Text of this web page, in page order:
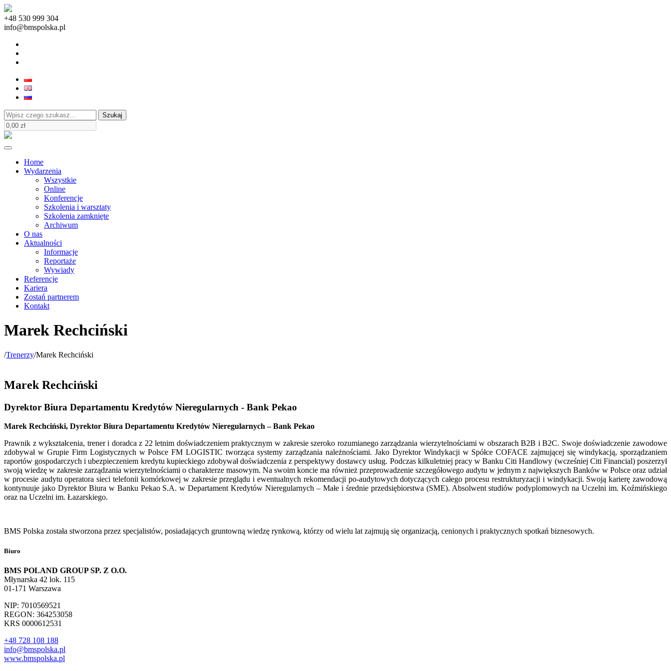
+48 530 999 304
info@bmspolska.pl
Szukaj
Home
Wydarzenia
Wszystkie
Online
Konferencje
Szkolenia i warsztaty
Szkolenia zamknięte
Archiwum
O nas
Aktualności
Informacje
Reportaże
Wywiady
Referencje
Kariera
Zostań partnerem
Kontakt
Marek Rechciński
/Trenerzy/Marek Rechciński
Marek Rechciński
Dyrektor Biura Departamentu Kredytów Nieregularnych - Bank Pekao
Marek Rechciński, Dyrektor Biura Departamentu Kredytów Nieregularnych – Bank Pekao
Prawnik z wykształcenia, trener i doradca z 22 letnim doświadczeniem praktycznym w zakresie szeroko rozumianego zarządzania wierzytelnościami w obszarach B2B i B2C. Swoje doświadczenie zawodowe
zdobywał w Grupie Firm Logistycznych w Polsce FM LOGISTIC tworząca systemy zarządzania należnościami. Jako Dyrektor Windykacji w Spółce COFACE zajmującej się windykacją, sporządzaniem
raportów gospodarczych i ubezpieczeniem kredytu kupieckiego zdobywał doświadczenia z perspektywy dostawcy usług. Podczas kilkuletniej pracy w Banku Citi Handlowy (wcześniej Citi Financial) poszerzył
swoją wiedzę w zakresie zarządzania wierzytelnościami o charakterze masowym. Na swoim koncie ma również przeprowadzenie szczegółowego audytu w jednym z największych Banków w Polsce oraz udział
w procesie audytu operatora sieci telefonii komórkowej w zakresie przeglądu i ewentualnych rekomendacji po-audytowych dotyczących całego procesu restrukturyzacji i windykacji. Swoją karierę zawodową
kontynuuje jako Dyrektor Biura w Banku Pekao S.A. w Departament Kredytów Nieregularnych – Małe i średnie przedsiębiorstwa (SME). Absolwent studiów podyplomowych na Uczelni im. Koźmińskiego
oraz na Uczelni im. Łazarskiego.
BMS Polska została stworzona przez specjalistów, posiadających gruntowną wiedzę rynkową, którzy od wielu lat zajmują się organizacją, cenionych i praktycznych spotkań biznesowych.
Biuro
BMS POLAND GROUP SP. Z O.O.
Młynarska 42 lok. 115
01-171 Warszawa
NIP: 7010569521
REGON: 364253058
KRS 0000612531
+48 728 108 188
info@bmspolska.pl
www.bmspolska.pl